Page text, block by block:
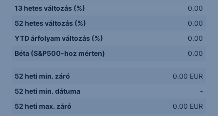
13 hetes változás (%)
0.00
52 hetes változás (%)
0.00
YTD árfolyam változás (%)
0.00
Béta (S&P500-hoz mérten)
0.00
52 heti min. záró
0.00 EUR
52 heti min. dátuma
-
52 heti max. záró
0.00 EUR